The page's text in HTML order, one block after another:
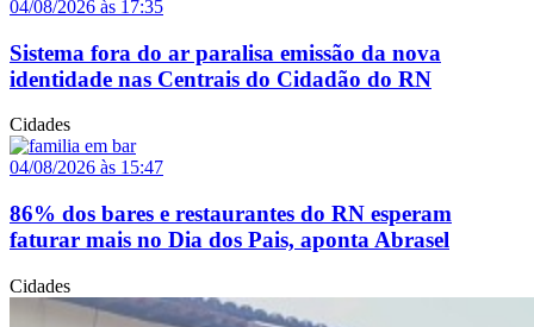
04/08/2026 às 17:35
Sistema fora do ar paralisa emissão da nova
identidade nas Centrais do Cidadão do RN
Cidades
04/08/2026 às 15:47
86% dos bares e restaurantes do RN esperam
faturar mais no Dia dos Pais, aponta Abrasel
Cidades